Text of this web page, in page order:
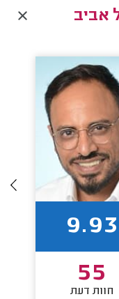
אביב
9.93
55
חוות דעת